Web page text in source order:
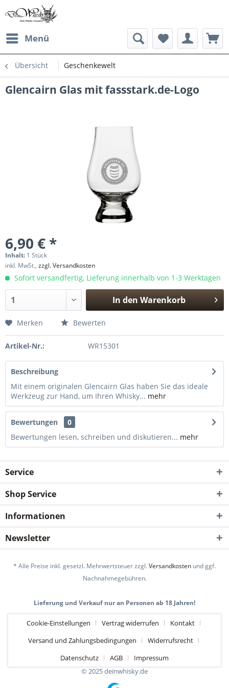
Menü
Übersicht Geschenkewelt
Glencairn Glas mit fassstark.de-Logo
6,90 € *
Inhalt: 1 Stück
inkl. MwSt., zzgl. Versandkosten
Sofort versandfertig, Lieferung innerhalb von 1-3 Werktagen
In den Warenkorb
Merken Bewerten
Artikel-Nr.: WR15301
Beschreibung
Mit einem originalen Glencairn Glas haben Sie das ideale
Werkzeug zur Hand, um Ihren Whisky... mehr
Bewertungen
0
Bewertungen lesen, schreiben und diskutieren... mehr
Service
Shop Service
Informationen
Newsletter
* Alle Preise inkl. gesetzl. Mehrwertsteuer zzgl.Versandkosten und ggf.
Nachnahmegebühren.
Lieferung und Verkauf nur an Personen ab 18 Jahren!
Cookie-Einstellungen Vertrag widerrufen
Kontakt
Versand und Zahlungsbedingungen
Widerrufsrecht
Datenschutz
AGB
Impressum
© 2025 deinwhisky.de